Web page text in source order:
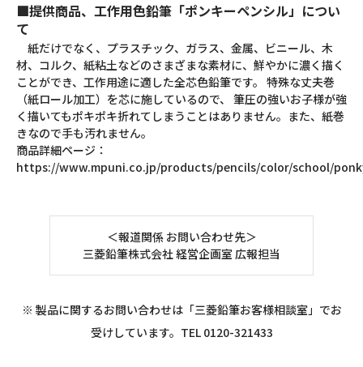
■提供商品、工作用色鉛筆「ポンキーペンシル」につい
て
紙だけでなく、プラスチック、ガラス、金属、ビニール、木
材、コルク、紙粘土などのさまざまな素材に、鮮やかに濃く描く
ことができ、工作用途に適した全芯色鉛筆です。 特殊な丈夫巻
（紙ロール加工）を芯に施しているので、 筆圧の強いお子様が強
く描いてもポキポキ折れてしまうことはありません。また、紙巻
きなので手も汚れません。
商品詳細ページ：
https://www.mpuni.co.jp/products/pencils/color/school/
＜報道関係 お問い合わせ先＞
三菱鉛筆株式会社 経営企画室 広報担当
※ 製品に関するお問い合わせは「三菱鉛筆お客様相談室」でお
受けしています。TEL 0120-321433